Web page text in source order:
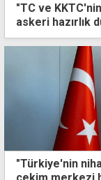
"TC ve
askeri hazırlık
"Türkiye'nin